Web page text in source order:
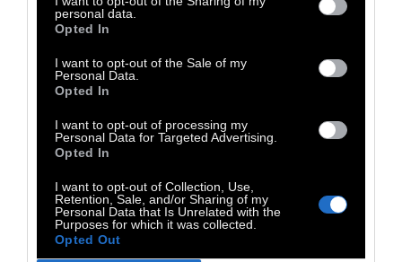
personal data.
Opted In
I want to opt-out of the Sale of my
Personal Data.
Opted In
I want to opt-out of processing my
Personal Data for Targeted Advertising.
Opted In
I want to opt-out of Collection, Use,
Retention, Sale, and/or Sharing of my
Personal Data that Is Unrelated with the
Purposes for which it was collected.
Opted Out
Σύμπαν είναι Ένα» -Μάνος Δανέζης,
Επίκουρος καθηγητής Αστροφυσικής, στο
Πανεπιστήμιο Αθηνών
14 Μαΐου 2021